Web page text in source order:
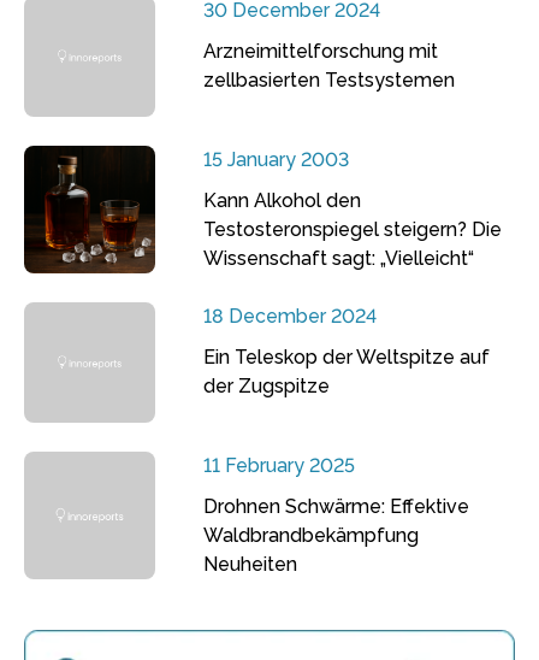
30 December 2024
Arzneimittelforschung mit
zellbasierten Testsystemen
15 January 2003
Kann Alkohol den
Testosteronspiegel steigern? Die
Wissenschaft sagt: „Vielleicht“
18 December 2024
Ein Teleskop der Weltspitze auf
der Zugspitze
11 February 2025
Drohnen Schwärme: Effektive
Waldbrandbekämpfung
Neuheiten